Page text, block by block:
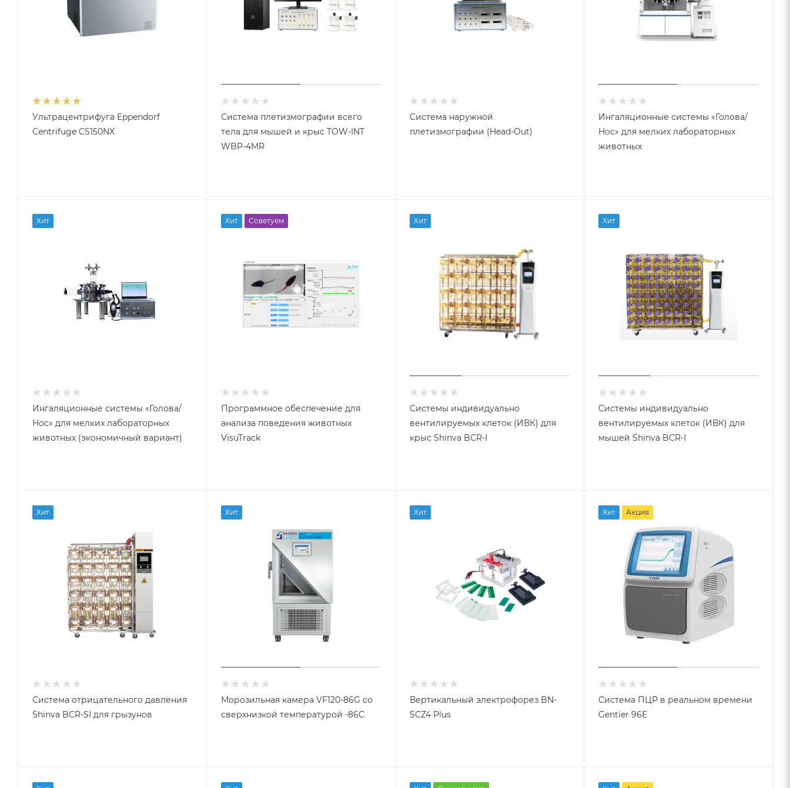
Ультрацентрифуга Eppendorf
Centrifuge CS150NX
Система плетизмографии всего
тела для мышей и крыс TOW-INT
WBP-4MR
Система наружной
плетизмографии (Head-Out)
Ингаляционные системы «Голова/
Нос» для мелких лабораторных
животных
Хит
Ингаляционные системы «Голова/
Нос» для мелких лабораторных
животных (экономичный вариант)
Хит Советуем
Программное обеспечение для
анализа поведения животных
VisuTrack
Хит
Системы индивидуально
вентилируемых клеток (ИВК) для
крыс Shinva BCR-I
Хит
Системы индивидуально
вентилируемых клеток (ИВК) для
мышей Shinva BCR-I
Хит
Система отрицательного давления
Shinva BCR-SI для грызунов
Хит
Морозильная камера VF120-86G со
сверхнизкой температурой -86C
Хит
Вертикальный электрофорез BN-
SCZ4 Plus
Хит Акция
Система ПЦР в реальном времени
Gentier 96E